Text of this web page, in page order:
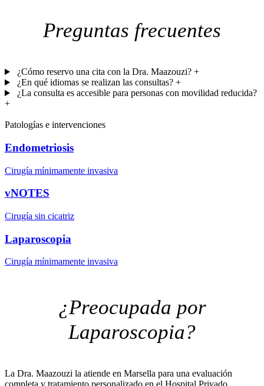
Preguntas frecuentes
¿Cómo reservo una cita con la Dra. Maazouzi? +
¿En qué idiomas se realizan las consultas? +
¿La consulta es accesible para personas con movilidad reducida?
+
Patologías e intervenciones
Endometriosis
Cirugía mínimamente invasiva
vNOTES
Cirugía sin cicatriz
Laparoscopia
Cirugía mínimamente invasiva
¿Preocupada por
Laparoscopia?
La Dra. Maazouzi la atiende en Marsella para una evaluación
completa y tratamiento personalizado en el Hospital Privado